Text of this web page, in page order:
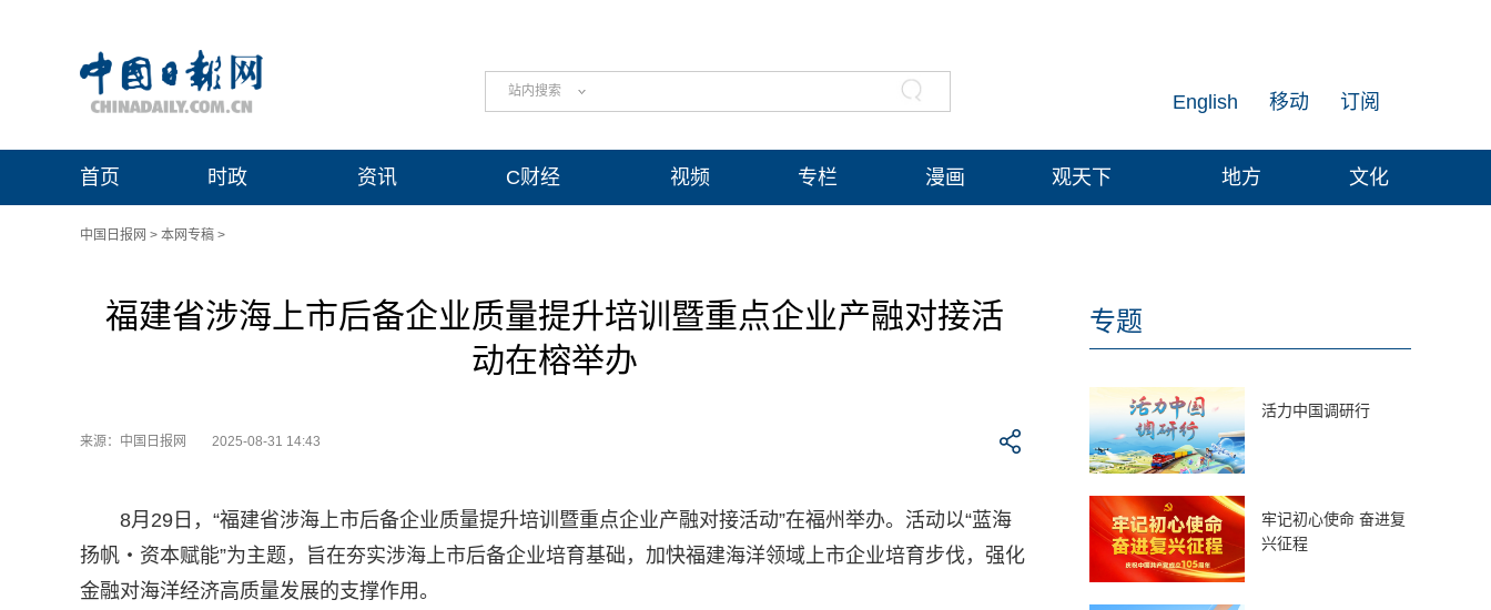
站内搜索 订阅
移动
English
首页 时政 资讯 C财经 视频 专栏 漫画 观天下 地方 文化
中国日报网 > 本网专稿 >
福建省涉海上市后备企业质量提升培训暨重点企业产融对接活
动在榕举办
来源：中国日报网 2025-08-31 14:43
8月29日，“福建省涉海上市后备企业质量提升培训暨重点企业产融对接活动”在福州举办。活动以“蓝海
扬帆・资本赋能”为主题，旨在夯实涉海上市后备企业培育基础，加快福建海洋领域上市企业培育步伐，强化
金融对海洋经济高质量发展的支撑作用。
专题
活力中国调研行
牢记初心使命 奋进复
兴征程